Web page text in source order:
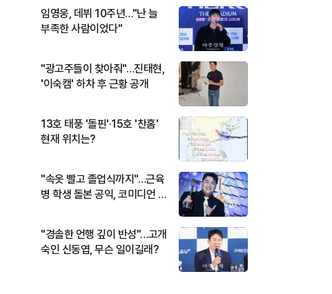
임영웅, 데뷔 10주년…"난 늘
부족한 사람이었다"
"광고주들이 찾아줘"…진태현,
'이숙캠' 하차 후 근황 공개
13호 태풍 '돌핀'·15호 '찬홈'
현재 위치는?
"속옷 빨고 졸업식까지"…근육
병 학생 돌본 공익, 코미디언 김
"경솔한 언행 깊이 반성"…고개
숙인 신동엽, 무슨 일이길래?